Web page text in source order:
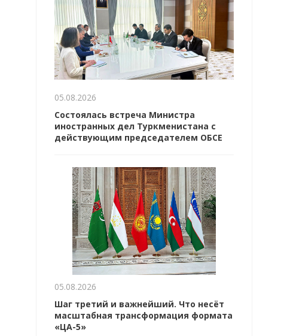
05.08.2026
Состоялась встреча Министра
иностранных дел Туркменистана с
действующим председателем ОБСЕ
05.08.2026
Шаг третий и важнейший. Что несёт
масштабная трансформация формата
«ЦА-5»